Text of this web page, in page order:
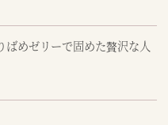
めゼリーで固めた贅沢な人